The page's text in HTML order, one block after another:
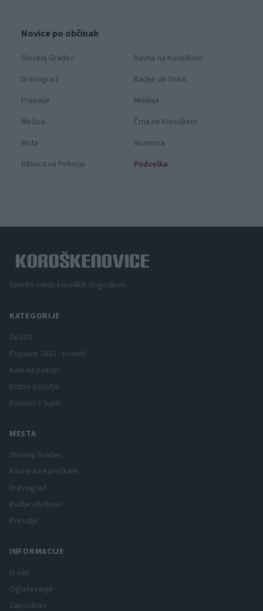
Novice po občinah
Slovenj Gradec
Ravne na Koroškem
Dravograd
Radlje ob Dravi
Prevalje
Mislinja
Mežica
Črna na Koroškem
Muta
Vuzenica
Ribnica na Pohorju
Podvelka
Spletni medij koroških dogodkov.
KATEGORIJE
DeSUS
Poplave 2023 - pomoč
Kam na potep?
Dobro počutje
Korošci v tujini
MESTA
Slovenj Gradec
Ravne na Koroškem
Dravograd
Radlje ob Dravi
Prevalje
INFORMACIJE
O nas
Oglaševanje
Zaposlitev